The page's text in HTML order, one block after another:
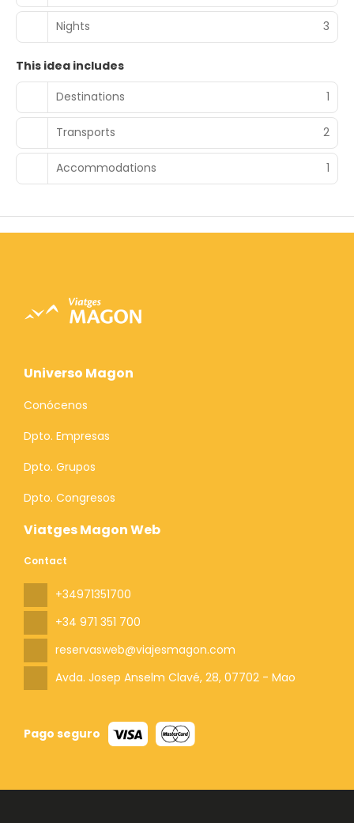
Nights 3
This idea includes
Destinations
1
Transports 2
Accommodations 1
Viatges Magon Web
Contact
+34971351700
+34 971 351 700
reservasweb@viajesmagon.com
Avda. Josep Anselm Clavé, 28, 07702 - Mao
Pago seguro
Universo Magon
Conócenos
Dpto. Empresas
Dpto. Grupos
Dpto. Congresos